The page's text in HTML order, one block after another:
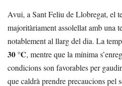
Avui, a Sant Feliu de Llobregat, el
majoritàriament assolellat amb una
notablement al llarg del dia. La
30 °C, mentre que la mínima
condicions son favorables per
que caldrà prendre precaucions pel